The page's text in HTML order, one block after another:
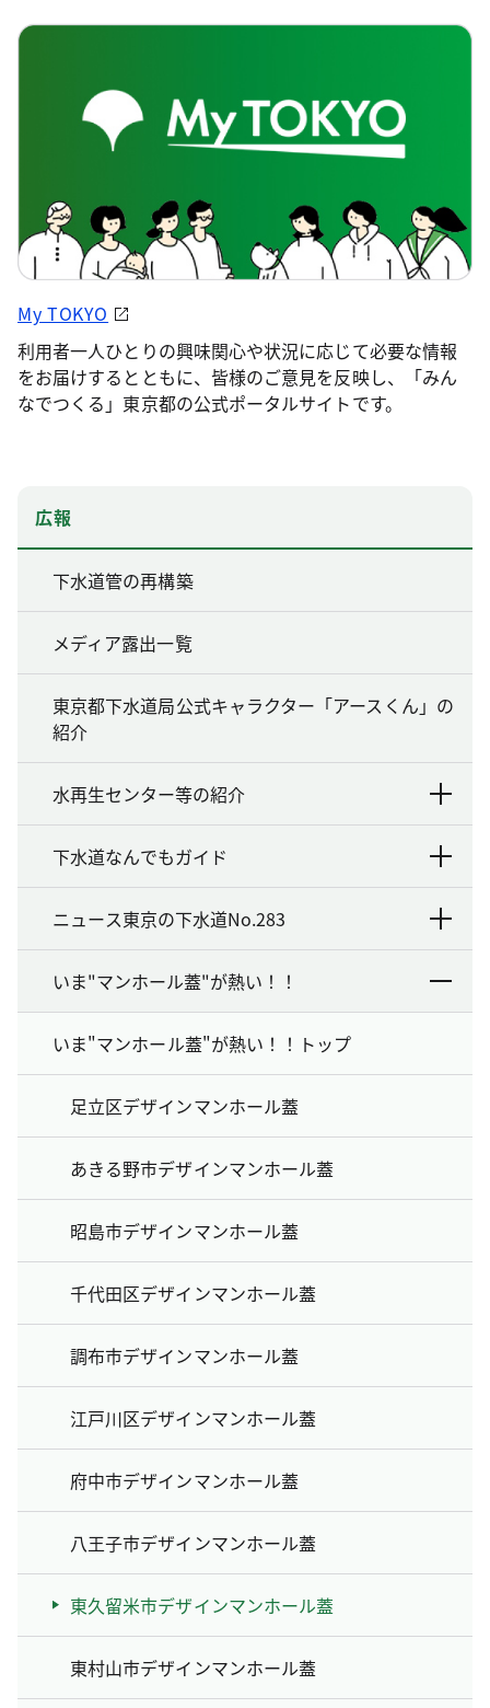
My TOKYO
利用者一人ひとりの興味関心や状況に応じて必要な情報
をお届けするとともに、皆様のご意見を反映し、「みん
なでつくる」東京都の公式ポータルサイトです。
広報
下水道管の再構築
メディア露出一覧
東京都下水道局公式キャラクター「アースくん」の
紹介
水再生センター等の紹介
下水道なんでもガイド
ニュース東京の下水道No.283
いま"マンホール蓋"が熱い！！
いま"マンホール蓋"が熱い！！トップ
足立区デザインマンホール蓋
あきる野市デザインマンホール蓋
昭島市デザインマンホール蓋
千代田区デザインマンホール蓋
調布市デザインマンホール蓋
江戸川区デザインマンホール蓋
府中市デザインマンホール蓋
八王子市デザインマンホール蓋
東久留米市デザインマンホール蓋
東村山市デザインマンホール蓋